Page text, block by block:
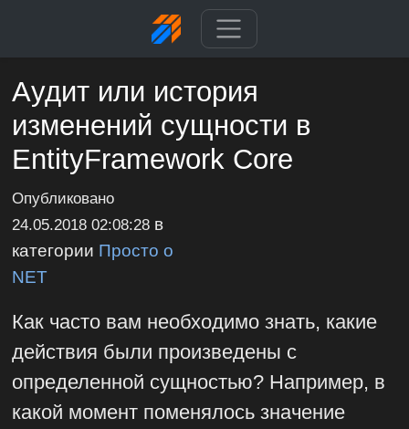
Аудит или история
изменений сущности в
EntityFramework Core
Опубликовано
24.05.2018 02:08:28 в
категории Просто о
NET
Как часто вам необходимо знать, какие
действия были произведены с
определенной сущностью? Например, в
какой момент поменялось значение